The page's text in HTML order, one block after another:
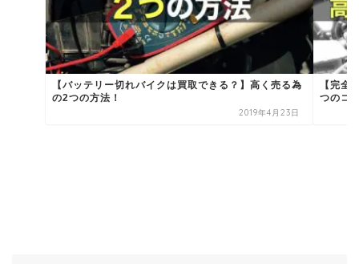
【バッテリー切れバイクは買取できる？】高く売る為
の2つの方法！
2019年4月23日
【完全
つのコ